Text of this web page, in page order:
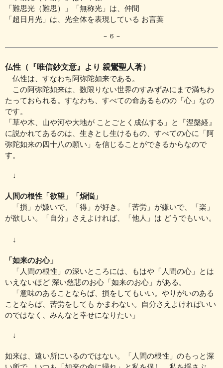
「難思光（難思）」「無称光」は、仲間
「超日月光」は、光全体を表現している お言葉
－６－
仏性（『唯信鈔文意』より 親鸞聖人著）
仏性は、すなわち阿弥陀如来である。
この阿弥陀如来は、数限りない世界のすみずみにまで満ちわ
たっておられる。すなわち、すべての命あるものの「心」なの
です。
「草や木、山や河や大地が ことごとく成仏する」と『涅槃経』
に説かれてあるのは、生きとし生けるもの、すべての心に
「阿
弥陀如来の四十八の願い」を信じることができるからなので
す。
↓
人間の根性「欲望」「煩悩」
「損」が嫌いで、「得」が好き。「苦労」が嫌いで、「楽」
が欲しい。
「自分」さえよければ、「他人」は どうでもいい。
↓
「如来のお心」
「人間の根性」の深いところには、
もはや「人間の心」とは
いえないほど 深い慈悲のお心「如来のお心」 がある。
「意味のあることならば、損をしてもいい。 やりがいのある
ことならば、苦労をしても かまわない。
自分さえよければいい
のではなく、みんなと幸せになりたい」
↓
如来は、遠い所にいるのではない。「人間の根性」のもっと深